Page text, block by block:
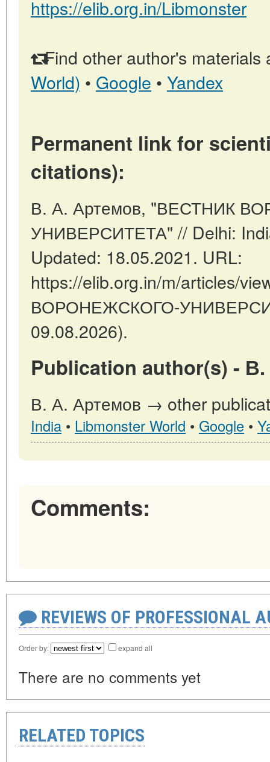
https://elib.org.in/Libmonster
Find other author's materials
World) • Google • Yandex
Permanent link for
citations):
В. А. Артемов, "ВЕСТНИК
УНИВЕРСИТЕТА" // Delhi:
Updated: 18.05.2021. URL:
https://elib.org.in/m/articles/
ВОРОНЕЖСКОГО-
09.08.2026).
Publication author(s) -
В. А. Артемов → other
India • Libmonster World • Google •
Comments:
REVIEWS OF PROFESSIONAL
Order by: expand all
There are no comments yet
RELATED TOPICS